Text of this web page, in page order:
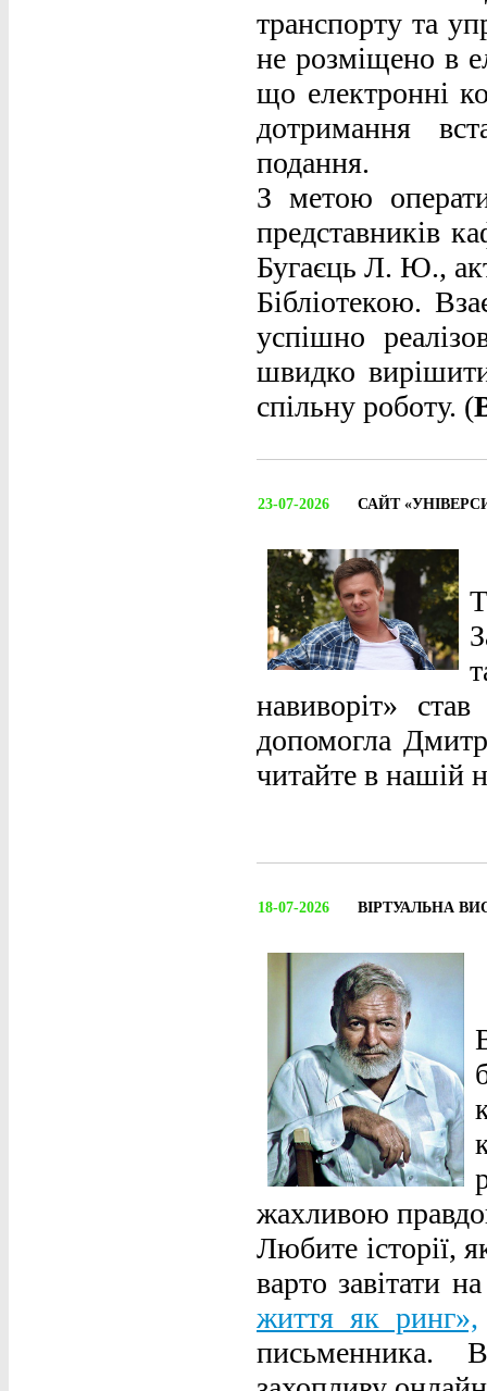
транспорту та
не розміщено в
що електронні
дотримання
подання.
З метою
представників
Бугаєць Л. Ю.,
Бібліотекою.
успішно
швидко
спільну роботу. (
23-07-2026 САЙТ
навиворіт»
допомогла
читайте в нашій
18-07-2026 ВІРТУАЛЬНА
жахливою
Любите історії,
варто завітати
життя як ринг»,
письменника.